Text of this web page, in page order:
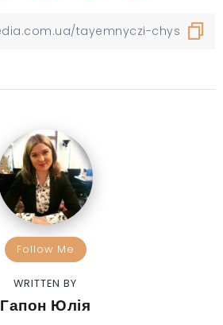
Follow Me
WRITTEN BY
Гапон Юлія